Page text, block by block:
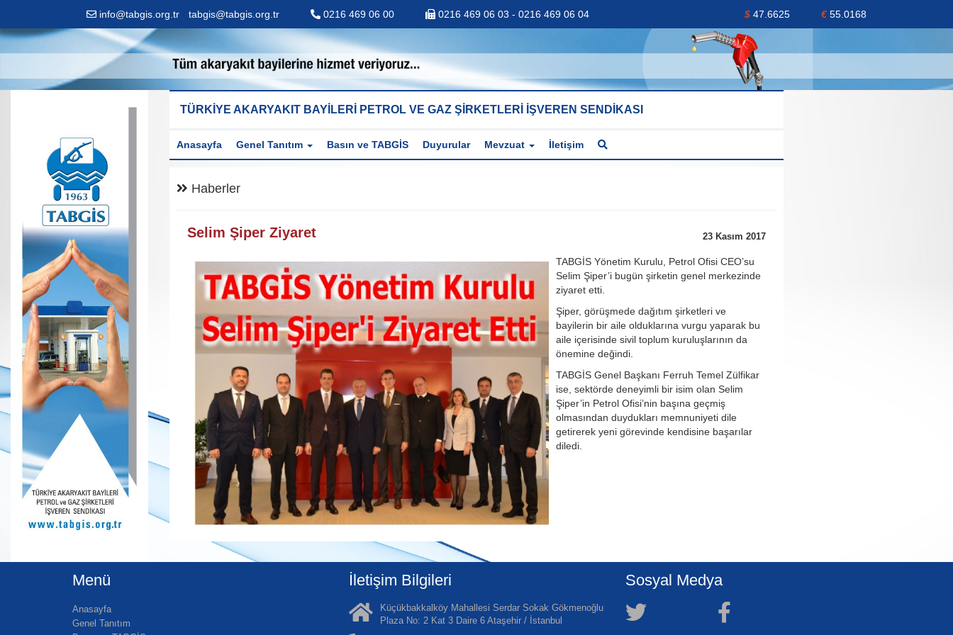
info@tabgis.org.tr - tabgis@tabgis.org.tr 0216 469 06 00 0216 469 06 03 - 0216 469 06 04 $ 47.6625 €55.0168
TÜRKİYE AKARYAKIT BAYİLERİ PETROL VE GAZ ŞİRKETLERİ İŞVEREN SENDİKASI
Anasayfa Genel Tanıtım Basın ve TABGİS Duyurular Mevzuat İletişim
Haberler
Selim Şiper Ziyaret 23 Kasım 2017
TABGİS Yönetim Kurulu, Petrol Ofisi CEO’su
Selim Şiper’i bugün şirketin genel merkezinde
ziyaret etti.
Şiper, görüşmede dağıtım şirketleri ve
bayilerin bir aile olduklarına vurgu yaparak bu
aile içerisinde sivil toplum kuruluşlarının da
önemine değindi.
TABGİS Genel Başkanı Ferruh Temel Zülfikar
ise, sektörde deneyimli bir isim olan Selim
Şiper’in Petrol Ofisi’nin başına geçmiş
olmasından duydukları memnuniyeti dile
getirerek yeni görevinde kendisine başarılar
diledi.
Menü
Anasayfa
Genel Tanıtım
İletişim Bilgileri
Küçükbakkalköy Mahallesi Serdar Sokak Gökmenoğlu
Plaza No: 2 Kat 3 Daire 6 Ataşehir / İstanbul
Sosyal Medya